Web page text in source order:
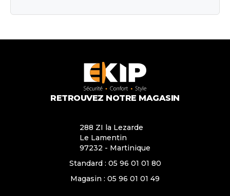
RETROUVEZ NOTRE MAGASIN
288 ZI la Lezarde
Le Lamentin
97232 - Martinique
Standard : 05 96 01 01 80
Magasin : 05 96 01 01 49